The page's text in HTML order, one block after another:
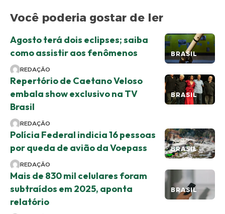
Você poderia gostar de ler
BRASIL
Agosto terá dois eclipses; saiba
como assistir aos fenômenos
REDAÇÃO
BRASIL
Repertório de Caetano Veloso
embala show exclusivo na TV
Brasil
REDAÇÃO
BRASIL
Polícia Federal indicia 16 pessoas
por queda de avião da Voepass
REDAÇÃO
BRASIL
Mais de 830 mil celulares foram
subtraídos em 2025, aponta
relatório